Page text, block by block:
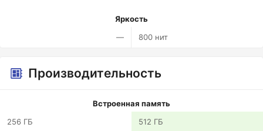
Яркость
—
800 нит
Производительность
Встроенная память
256 ГБ
512 ГБ